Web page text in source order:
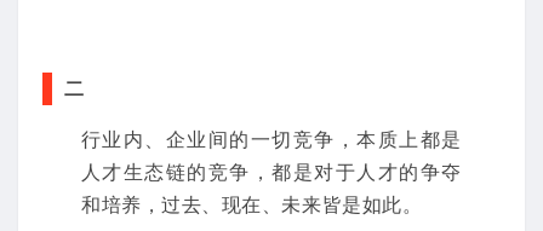
二
行业内、企业间的一切竞争，本质上都是
人才生态链的竞争，都是对于人才的争夺
和培养，过去、现在、未来皆是如此。